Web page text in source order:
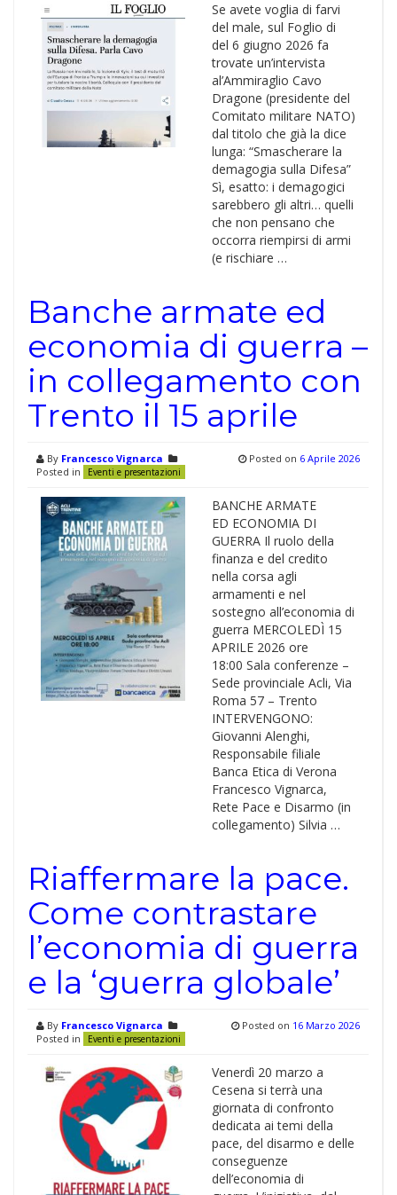
Se avete voglia di farvi
del male, sul Foglio di
del 6 giugno 2026 fa
trovate un’intervista
al’Ammiraglio Cavo
Dragone (presidente del
Comitato militare NATO)
dal titolo che già la dice
lunga: “Smascherare la
demagogia sulla Difesa”
Sì, esatto: i demagogici
sarebbero gli altri… quelli
che non pensano che
occorra riempirsi di armi
(e rischiare …
Banche armate ed
economia di guerra –
in collegamento con
Trento il 15 aprile
By Francesco Vignarca
Posted in
Eventi e presentazioni
Posted on 6 Aprile 2026
BANCHE ARMATE
ED ECONOMIA DI
GUERRA Il ruolo della
finanza e del credito
nella corsa agli
armamenti e nel
sostegno all’economia di
guerra MERCOLEDÌ 15
APRILE 2026 ore
18:00 Sala conferenze –
Sede provinciale Acli, Via
Roma 57 – Trento
INTERVENGONO:
Giovanni Alenghi,
Responsabile filiale
Banca Etica di Verona
Francesco Vignarca,
Rete Pace e Disarmo (in
collegamento) Silvia …
Riaffermare la pace.
Come contrastare
l’economia di guerra
e la ‘guerra globale’
By Francesco Vignarca
Posted in
Eventi e presentazioni
Posted on 16 Marzo 2026
Venerdì 20 marzo a
Cesena si terrà una
giornata di confronto
dedicata ai temi della
pace, del disarmo e delle
conseguenze
dell’economia di